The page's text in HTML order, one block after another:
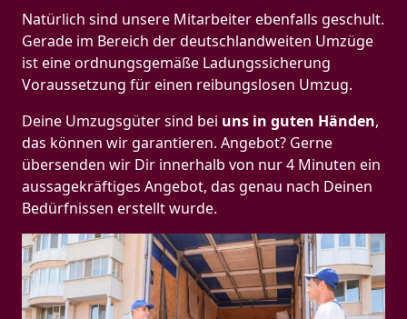
Natürlich sind unsere Mitarbeiter ebenfalls geschult.
Gerade im Bereich der deutschlandweiten Umzüge
ist eine ordnungsgemäße Ladungssicherung
Voraussetzung für einen reibungslosen Umzug.
Deine Umzugsgüter sind bei uns in guten Händen,
das können wir garantieren. Angebot? Gerne
übersenden wir Dir innerhalb von nur 4 Minuten ein
aussagekräftiges Angebot, das genau nach Deinen
Bedürfnissen erstellt wurde.